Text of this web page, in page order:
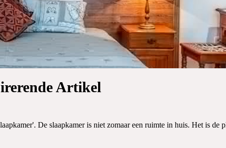
Artikel
De slaapkamer is niet zomaar een ruimte in huis. Het is de